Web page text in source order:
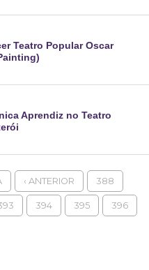
Teatro Popular Oscar
Aprendiz no Teatro
‹ ANTERIOR 388
394 395 396